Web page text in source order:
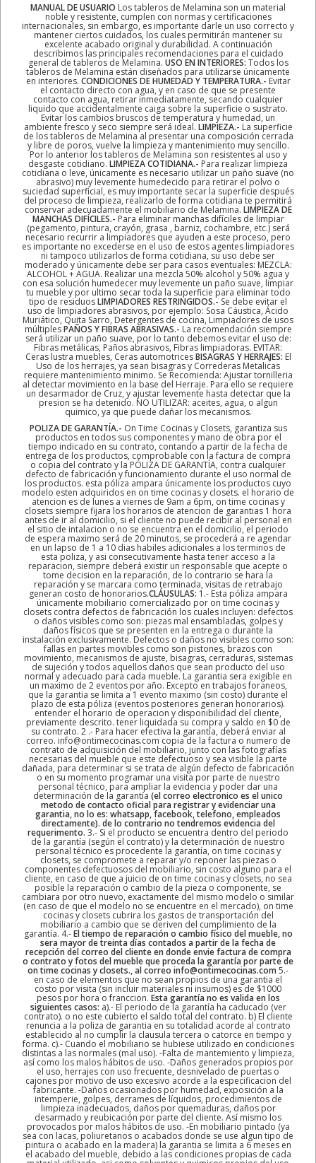
MANUAL DE USUARIO Los tableros de Melamina son un material
noble y resistente, cumplen con normas y certificaciones
internacionales, sin embargo, es importante darle un uso correcto y
mantener ciertos cuidados, los cuales permitirán mantener su
excelente acabado original y durabilidad. A continuación
describimos las principales recomendaciones para el cuidado
general de tableros de Melamina. USO EN INTERIORES: Todos los
tableros de Melamina están diseñados para utilizarse únicamente
en interiores. CONDICIONES DE HUMEDAD Y TEMPERATURA.- Evitar
el contacto directo con agua, y en caso de que se presente
contacto con agua, retirar inmediatamente, secando cualquier
liquido que accidentalmente caiga sobre la superficie o sustrato.
Evitar los cambios bruscos de temperatura y humedad, un
ambiente fresco y seco siempre será ideal. LIMPIEZA.- La superficie
de los tableros de Melamina al presentar una composición cerrada
y libre de poros, vuelve la limpieza y mantenimiento muy sencillo.
Por lo anterior los tableros de Melamina son resistentes al uso y
desgaste cotidiano. LIMPIEZA COTIDIANA.- Para realizar limpieza
cotidiana o leve, únicamente es necesario utilizar un paño suave (no
abrasivo) muy levemente humedecido para retirar el polvo o
suciedad superficial, es muy importante secar la superficie después
del proceso de limpieza, realizarlo de forma cotidiana te permitirá
conservar adecuadamente el mobiliario de Melamina. LIMPIEZA DE
MANCHAS DIFÍCILES.- Para eliminar manchas difíciles de limpiar
(pegamento, pintura, crayón, grasa , barniz, cochambre, etc.) será
necesario recurrir a limpiadores que ayuden a este proceso, pero
es importante no excederse en el uso de estos agentes limpiadores
ni tampoco utilizarlos de forma cotidiana, su uso debe ser
moderado y únicamente debe ser para casos eventuales: MEZCLA:
ALCOHOL + AGUA. Realizar una mezcla 50% alcohol y 50% agua y
con esa solución humedecer muy levemente un paño suave, limpiar
tu mueble y por ultimo secar toda la superficie para eliminar todo
tipo de residuosLIMPIADORES RESTRINGIDOS.- Se debe evitar el
uso de limpiadores abrasivos, por ejemplo: Sosa Cáustica, Ácido
Muriático, Quita Sarro, Detergentes de cocina, Limpiadores de usos
múltiplesPAÑOS Y FIBRAS ABRASIVAS.- La recomendación siempre
será utilizar un paño suave, por lo tanto debemos evitar el uso de:
Fibras metálicas, Paños abrasivos, Fibras limpiadoras. EVITAR:
Ceras lustra muebles, Ceras automotricesBISAGRAS Y HERRAJES: El
Uso de los herrajes, ya sean bisagras y Correderas Metalicas
requiere mantenimiento minimo. Se Recomienda: Ajustar tornilleria
al detectar movimiento en la base del Herraje. Para ello se requiere
un desarmador de Cruz, y ajustar levemente hasta detectar que la
presion se ha detenido. NO UTILIZAR: aceites, agua, o algun
quimico, ya que puede dañar los mecanismos.
POLIZA DE GARANTÍA.- On Time Cocinas y Closets, garantiza sus
productos en todos sus componentes y mano de obra por el
tiempo indicado en su contrato, contando a partir de la fecha de
entrega de los productos, comprobable con la factura de compra
o copia del contrato y la PÓLIZA DE GARANTÍA, contra cualquier
defecto de fabricación y funcionamiento durante el uso normal de
los productos. esta póliza ampara únicamente los productos cuyo
modelo esten adquiridos en on time cocinas y closets. el horario de
atencion es de lunes a viernes de 9am a 6pm, on time cocinas y
closets siempre fijara los horarios de atencion de garantias 1 hora
antes de ir al domicilio, si el cliente no puede recibir al personal en
el sitio de intalacion o no se encuentra en el domicilio, el periodo
de espera maximo será de 20 minutos, se procederá a re agendar
en un lapso de 1 a 10 dias habiles adicionales a los terminos de
esta poliza, y asi consecutivamente hasta tener acceso a la
reparacion, siempre deberá existir un responsable que acepte o
tome decision en la reparación, de lo contrario se hara la
reparación y se marcara como terminada, visitas de retrabajo
generan costo de honorarios.CLÁUSULAS: 1.- Esta póliza ampara
únicamente mobiliario comercializado por on time cocinas y
closets contra defectos de fabricación los cuales incluyen: defectos
o daños visibles como son: piezas mal ensambladas, golpes y
daños físicos que se presenten en la entrega o durante la
instalación exclusivamente. Defectos o daños no visibles como son:
fallas en partes movibles como son pistones, brazos con
movimiento, mecanismos de ajuste, bisagras, cerraduras, sistemas
de sujeción y todos aquellos daños que sean producto del uso
normal y adecuado para cada mueble. La garantia sera exigible en
un maximo de 2 eventos por año. Excepto en trabajos foraneos,
que la garantia se limita a 1 evento maximo (sin costo) durante el
plazo de esta póliza (eventos posteriores generan honorarios).
entender el horario de operacion y disponibilidad del cliente,
previamente descrito. tener liquidada su compra y saldo en $0 de
su contrato. 2 .- Para hacer efectiva la garantía, deberá enviar al
correo. info@ontimecocinas.com copia de la factura o numero de
contrato de adquisición del mobiliario, junto con las fotografías
necesarias del mueble que este defectuoso y sea visible la parte
dañada, para determinar si se trata de algún defecto de fabricación
o en su momento programar una visita por parte de nuestro
personal técnico, para ampliar la evidencia y poder dar una
determinación de la garantía (el correo electronico es el unico
metodo de contacto oficial para registrar y evidenciar una
garantia, no lo es: whatsapp, facebook, telefono, empleados
directamente). de lo contrario no tendremos evidencia del
requerimento. 3.- Si el producto se encuentra dentro del periodo
de la garantía (según el contrato) y la determinación de nuestro
personal técnico es procedente la garantía, on time cocinas y
closets, se compromete a reparar y/o reponer las piezas o
componentes defectuosos del mobiliario, sin costo alguno para el
cliente, en caso de que a juicio de on time cocinas y closets, no sea
posible la reparación o cambio de la pieza o componente, se
cambiara por otro nuevo, exactamente del mismo modelo o similar
(en caso de que el modelo no se encuentre en el mercado), on time
cocinas y closets cubrira los gastos de transportación del
mobiliario a cambio que se deriven del cumplimiento de la
garantía. 4.-El tiempo de reparación o cambio físico del mueble, no
sera mayor de treinta días contados a partir de la fecha de
recepción del correo del cliente en donde envie factura de compra
o contrato y fotos del mueble que proceda la garantía por parte de
on time cocinas y closets., al correo info@ontimecocinas.com 5.-
en caso de elementos que no sean propios de una garantia el
costo por visita (sin incluir materiales ni insumos) es de $1000
pesos por hora o franccion. Esta garantía no es valida en los
siguientes casos: a).- El periodo de la garantía ha caducado (ver
contrato). o no este cubierto el saldo total del contrato. b) El cliente
renuncia a la poliza de garantia en su totalidad acorde al contrato
establecido al no cumplir la clausula tercera o catorce en tiempo y
forma. c).- Cuando el mobiliario se hubiese utilizado en condiciones
distintas a las normales (mal uso). -Falta de mantemiento y limpieza,
así como los malos hábitos de uso. -Daños generados propios por
el uso, herrajes con uso frecuente, desnivelado de puertas o
cajones por motivo de uso excesivo acorde a la especificacion del
fabricante. -Daños ocasionados por humedad, exposición a la
intemperie, golpes, derrames de líquidos, procedimientos de
limpieza inadecuados, daños por quemaduras, daños por
desarmado y reubicación por parte del cliente. Así mismo los
provocados por malos hábitos de uso. -En mobiliario pintado (ya
sea con lacas, poliuretanos o acabados donde se use algun tipo de
pintura o acabado en la madera) la garantia se limita a 6 meses en
el acabado del mueble, debido a las condiciones propias de cada